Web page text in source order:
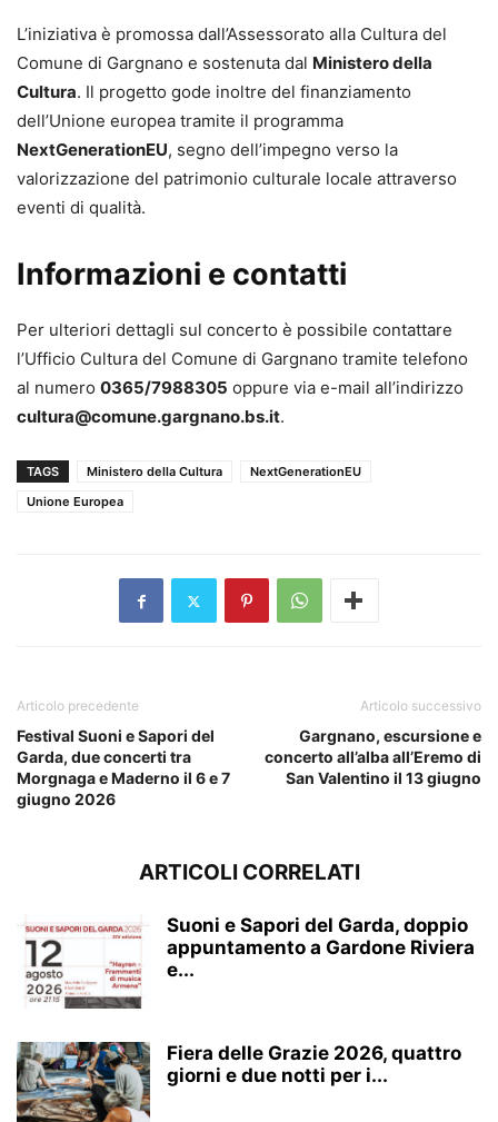
L’iniziativa è promossa dall’Assessorato alla Cultura del
Comune di Gargnano e sostenuta dal Ministero della
Cultura. Il progetto gode inoltre del finanziamento
dell’Unione europea tramite il programma
NextGenerationEU, segno dell’impegno verso la
valorizzazione del patrimonio culturale locale attraverso
eventi di qualità.
Informazioni e contatti
Per ulteriori dettagli sul concerto è possibile contattare
l’Ufficio Cultura del Comune di Gargnano tramite telefono
al numero 0365/7988305 oppure via e-mail all’indirizzo
cultura@comune.gargnano.bs.it.
TAGS Ministero della Cultura
NextGenerationEU
Unione Europea
Articolo precedente
Festival Suoni e Sapori del
Garda, due concerti tra
Morgnaga e Maderno il 6 e 7
giugno 2026
Articolo successivo
Gargnano, escursione e
concerto all’alba all’Eremo di
San Valentino il 13 giugno
ARTICOLI CORRELATI
Suoni e Sapori del Garda, doppio
appuntamento a Gardone Riviera
e...
Fiera delle Grazie 2026, quattro
giorni e due notti per i...